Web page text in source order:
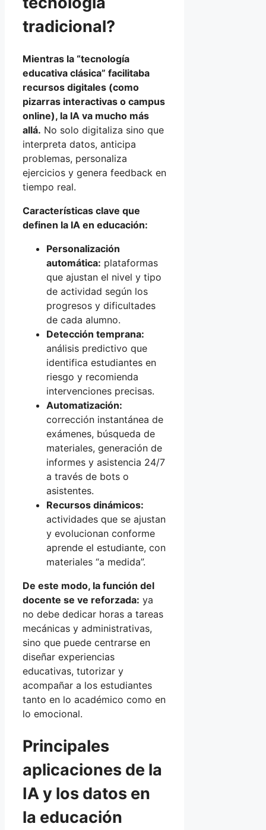
tradicional?
Mientras la “tecnología
educativa clásica” facilitaba
recursos digitales (como
pizarras interactivas o campus
online), la IA va mucho más
allá. No solo digitaliza sino que
interpreta datos, anticipa
problemas, personaliza
ejercicios y genera feedback en
tiempo real.
Características clave que
definen la IA en educación:
Personalización
automática: plataformas
que ajustan el nivel y tipo
de actividad según los
progresos y dificultades
de cada alumno.
Detección temprana:
análisis predictivo que
identifica estudiantes en
riesgo y recomienda
intervenciones precisas.
Automatización:
corrección instantánea de
exámenes, búsqueda de
materiales, generación de
informes y asistencia 24/7
a través de bots o
asistentes.
Recursos dinámicos:
actividades que se ajustan
y evolucionan conforme
aprende el estudiante, con
materiales “a medida”.
De este modo, la función del
docente se ve reforzada: ya
no debe dedicar horas a tareas
mecánicas y administrativas,
sino que puede centrarse en
diseñar experiencias
educativas, tutorizar y
acompañar a los estudiantes
tanto en lo académico como en
lo emocional.
Principales
aplicaciones de la
IA y los datos en
la educación